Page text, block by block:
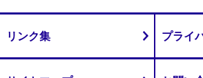
リンク集 プライ